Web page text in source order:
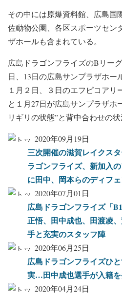
その中には原爆資料館、広島国
佐動物公園、各区スポーツセン
ザホールも含まれている。
広島ドラゴンフライズのBリー
日、13日の広島サンプラザホー
１月２日、３日のエフピコアリ
と１月27日が広島サンプラザホ
リギリの状態”と背中合わせの状
2020年09月19日
三次開催の滋賀レイクス
ラゴンフライズ、新加入
に田中、岡本らのディフ
2020年07月01日
広島ドラゴンフライズ「
正悟、田中成也、田渡凌
手と充実のスタッフ陣
2020年06月25日
広島ドラゴンフライズひ
実…田中成也選手が入籍を
2020年04月24日